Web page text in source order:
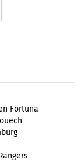
Fortuna